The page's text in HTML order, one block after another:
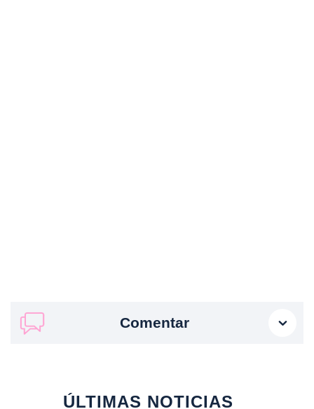
Comentar
ÚLTIMAS NOTICIAS